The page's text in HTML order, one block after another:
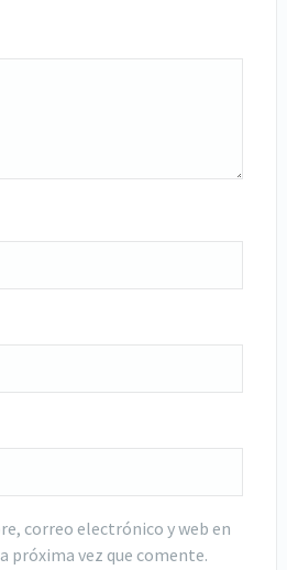
correo electrónico y web en
próxima vez que comente.